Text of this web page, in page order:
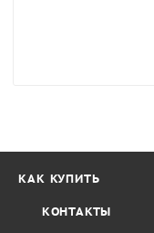
КАК КУПИТЬ
КОНТАКТЫ